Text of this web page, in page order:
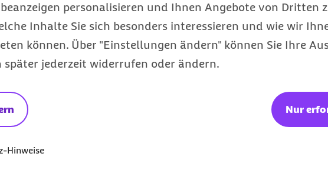
personalisieren und Ihnen Angebote von Dritten
Inhalte Sie sich besonders interessieren und wie wir
können. Über "Einstellungen ändern" können Sie Ihre
später jederzeit widerrufen oder ändern.
Nur
Hinweise
um alles, was in den eigenen vier
eine hohe physische und
ob Mann oder Frau, am besten
man auch auf die eigene innere
durch das Erlernen von
auch regelmäßige Bewegung
Wer übergewichtig ist,
hat, sollte zudem sein
Ernährung mit viel